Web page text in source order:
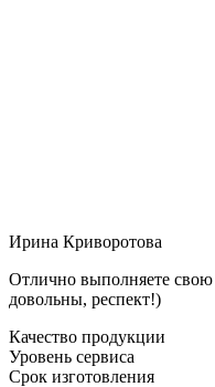
Ирина Криворотова
Отлично выполняете свою
довольны, респект!)
Качество продукции
Уровень сервиса
Срок изготовления